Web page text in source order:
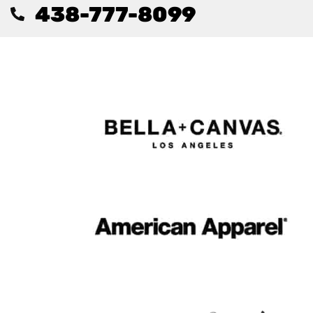
438-777-8099